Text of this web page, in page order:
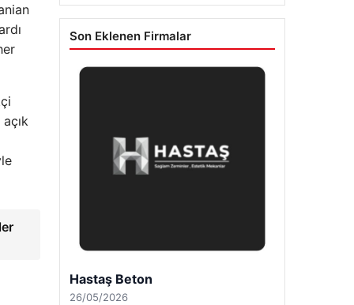
Son Eklenen Firmalar
Hastaş Beton
26/05/2026